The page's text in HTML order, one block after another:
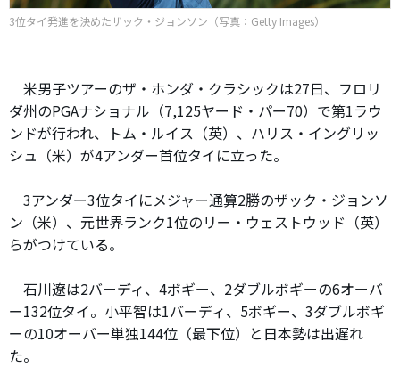
3位タイ発進を決めたザック・ジョンソン（写真：Getty Images）
米男子ツアーのザ・ホンダ・クラシックは27日、フロリ
ダ州のPGAナショナル（7,125ヤード・パー70）で第1ラウ
ンドが行われ、トム・ルイス（英）、ハリス・イングリッ
シュ（米）が4アンダー首位タイに立った。
3アンダー3位タイにメジャー通算2勝のザック・ジョンソ
ン（米）、元世界ランク1位のリー・ウェストウッド（英）
らがつけている。
石川遼は2バーディ、4ボギー、2ダブルボギーの6オーバ
ー132位タイ。小平智は1バーディ、5ボギー、3ダブルボギ
ーの10オーバー単独144位（最下位）と日本勢は出遅れ
た。